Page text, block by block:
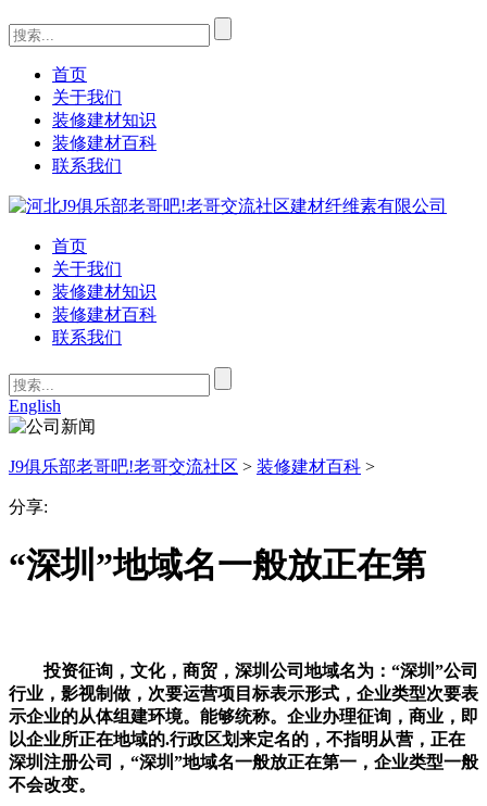
首页
关于我们
装修建材知识
装修建材百科
联系我们
首页
关于我们
装修建材知识
装修建材百科
联系我们
English
J9俱乐部老哥吧!老哥交流社区 > 装修建材百科 >
分享:
“深圳”地域名一般放正在第
投资征询，文化，商贸，深圳公司地域名为：“深圳”公司
行业，影视制做，次要运营项目标表示形式，企业类型次要表
示企业的从体组建环境。能够统称。企业办理征询，商业，即
以企业所正在地域的.行政区划来定名的，不指明从营，正在
深圳注册公司，“深圳”地域名一般放正在第一，企业类型一般
不会改变。